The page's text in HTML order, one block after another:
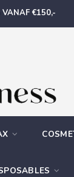
VANAF €150,-